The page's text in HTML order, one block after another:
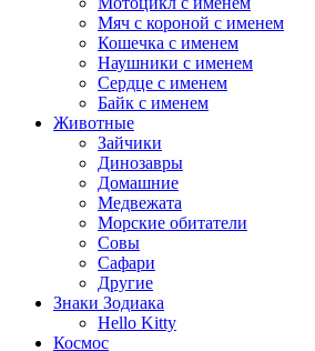
Мяч с короной с именем
Кошечка с именем
Наушники с именем
Сердце с именем
Байк с именем
Животные
Зайчики
Динозавры
Домашние
Медвежата
Морские обитатели
Совы
Сафари
Другие
Знаки Зодиака
Hello Kitty
Космос